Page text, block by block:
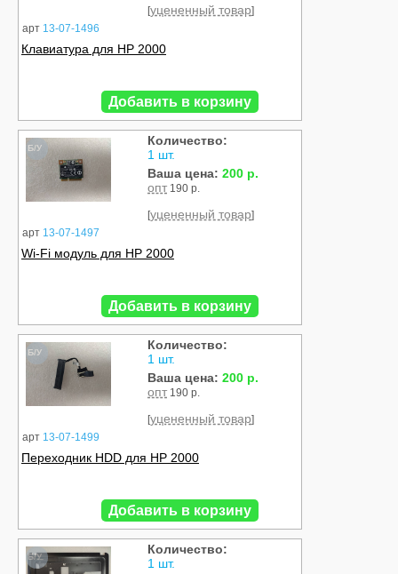
арт 13-07-1496
[уцененный товар]
Клавиатура для HP 2000
Добавить в корзину
Б/У
арт 13-07-1497
Количество:
1 шт.
Ваша цена: 200 р.
опт 190 р.
[уцененный товар]
Wi-Fi модуль для HP 2000
Добавить в корзину
Б/У
арт 13-07-1499
Количество:
1 шт.
Ваша цена: 200 р.
опт 190 р.
[уцененный товар]
Переходник HDD для HP 2000
Добавить в корзину
Б/У
Количество:
1 шт.